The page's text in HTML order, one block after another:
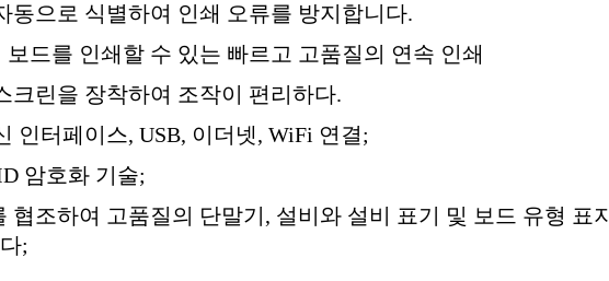
동으로 식별하여 인쇄 오류를 방지합니다.
보드를 인쇄할 수 있는 빠르고 고품질의 연속 인쇄
크린을 장착하여 조작이 편리하다.
인터페이스, USB, 이더넷, WiFi 연결;
암호화 기술;
협조하여 고품질의 단말기, 설비와 설비 표기 및 보드 유형 표
;